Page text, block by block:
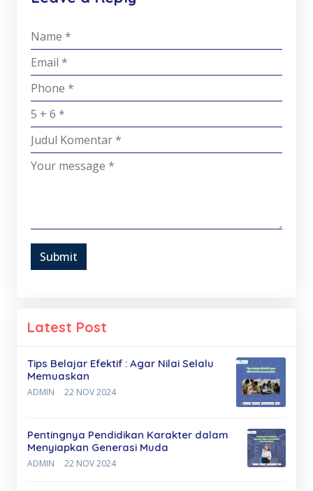
Submit
Latest Post
Tips Belajar Efektif : Agar Nilai Selalu
Memuaskan
ADMIN 22 NOV 2024
Pentingnya Pendidikan Karakter dalam
Menyiapkan Generasi Muda
ADMIN 22 NOV 2024